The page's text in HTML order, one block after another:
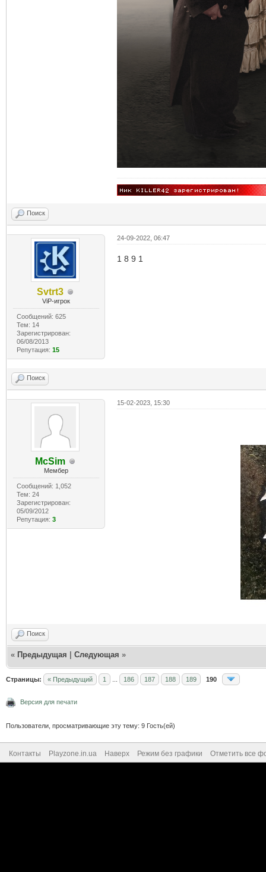
Поиск
Svtrt3
ViP-игрок
Сообщений: 625
Тем: 14
Зарегистрирован:
06/08/2013
Репутация: 15
24-09-2022, 06:47
1 8 9 1
Поиск
McSim
Мембер
Сообщений: 1,052
Тем: 24
Зарегистрирован:
05/09/2012
Репутация: 3
15-02-2023, 15:30
Поиск
« Предыдущая Следующая »
Страницы: « Предыдущий 1 186 187 188 189 190
Версия для печати
Пользователи, просматривающие эту тему: 9 Гость(ей)
Контакты Playzone.in.ua Наверх Режим без графики Отметить все